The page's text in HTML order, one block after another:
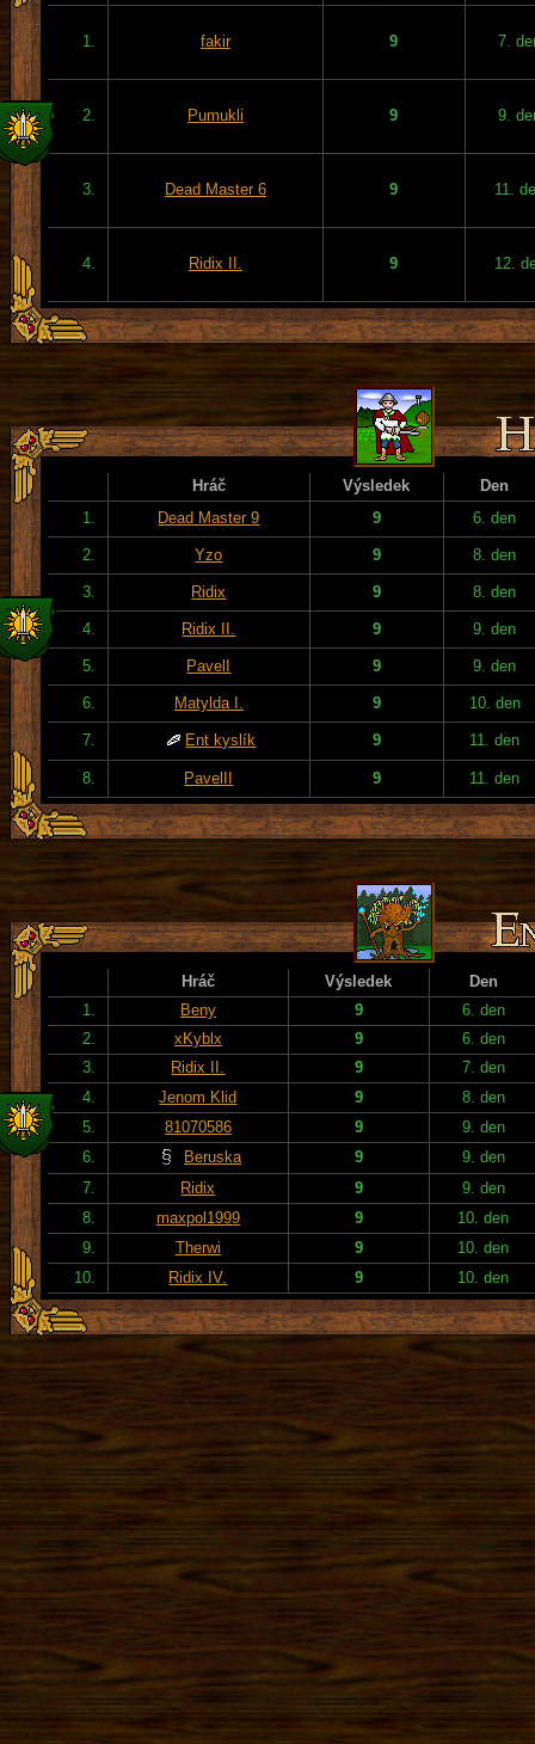
1. fakir 9 7.
2. Pumukli 9 9.
3. Dead Master 6 9 11.
4. Ridix II. 9 12.
Hráč Výsledek
Den
1.
Dead Master 9 9 6. den
2. Yzo 9 8. den
3. Ridix 9 8. den
4. Ridix II. 9 9. den
5. PavelI 9 9. den
6. Matylda I. 9 10. den
7. Ent kyslík 9 11. den
8. PavelII 9 11. den
Hráč Výsledek
Den
1.
Beny 9
6. den
2.
xKyblx 9
6. den
3.
Ridix II. 9
7. den
4.
Jenom Klid 9
8. den
5.
81070586 9
9. den
6.
Beruska 9
9. den
7.
Ridix 9
9. den
8.
maxpol1999 9
10. den
9.
Therwi 9
10. den
10.
Ridix IV. 9 10. den